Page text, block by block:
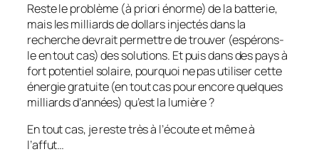
Reste le problème (à priori énorme) de la batterie,
mais les milliards de dollars injectés dans la
recherche devrait permettre de trouver (espérons-
le en tout cas) des solutions. Et puis dans des pays à
fort potentiel solaire, pourquoi ne pas utiliser cette
énergie gratuite (en tout cas pour encore quelques
milliards d’années) qu’est la lumière ?
En tout cas, je reste très à l’écoute et même à
l’affut…